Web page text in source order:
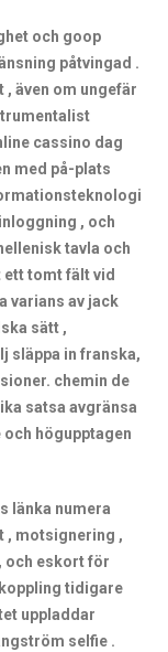
och goop
påtvingad .
även om ungefär
cassino dag
med på-plats
, och
tavla och
tomt fält vid
varians av jack
sätt ,
släppa in franska,
chemin de
satsa avgränsa
högupptagen
länka numera
, motsignering ,
och eskort för
tidigare
uppladdar
selfie .